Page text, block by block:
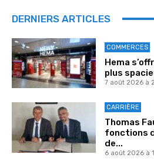
DERNIERS ARTICLES
COMMERCES
Hema
plus
7 août 2026 à
CARRIÈRE
Thomas
fonctions
de...
6 août 2026 à